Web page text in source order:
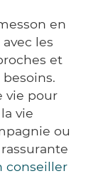
en
les
et
vie pour
vie
ou
conseiller